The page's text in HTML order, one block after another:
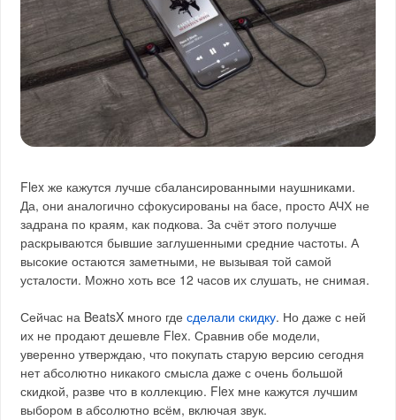
Flex же кажутся лучше сбалансированными наушниками.
Да, они аналогично сфокусированы на басе, просто АЧХ не
задрана по краям, как подкова. За счёт этого получше
раскрываются бывшие заглушенными средние частоты. А
высокие остаются заметными, не вызывая той самой
усталости. Можно хоть все 12 часов их слушать, не снимая.
Сейчас на BeatsX много гдесделали скидку. Но даже с ней
их не продают дешевле Flex. Сравнив обе модели,
уверенно утверждаю, что покупать старую версию сегодня
нет абсолютно никакого смысла даже с очень большой
скидкой, разве что в коллекцию. Flex мне кажутся лучшим
выбором в абсолютно всём, включая звук.